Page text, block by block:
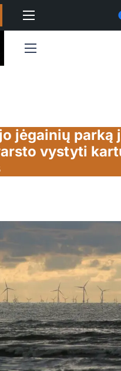
jėgainių parką
vystyti